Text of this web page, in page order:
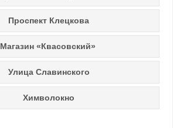
Проспект Клецкова
Магазин «Квасовский»
Улица Славинского
Химволокно